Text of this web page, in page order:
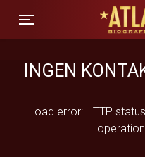
Toggle navigation
ATLAS
INGEN
Load error: HTTP